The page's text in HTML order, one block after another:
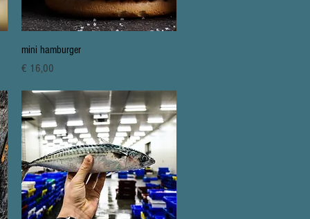
Snel overzicht
mini hamburger
Prijs
€ 16,00